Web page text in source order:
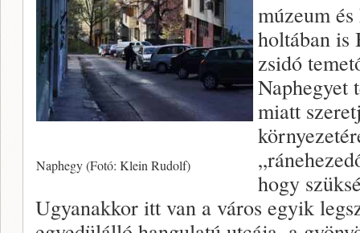
Naphegy (Fotó: Klein Rudolf)
múzeum
holtában is
zsidó
Naphegyet
miatt
hogy
Ugyanakkor itt van a város egyik